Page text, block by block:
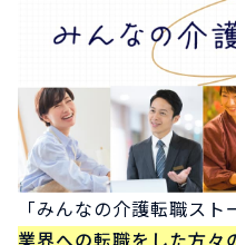
「みんなの介護転職スト
業界への転職をした方々